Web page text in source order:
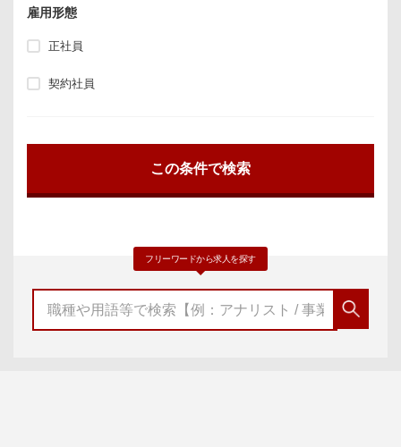
雇用形態
正社員
契約社員
フリーワードから求人を探す